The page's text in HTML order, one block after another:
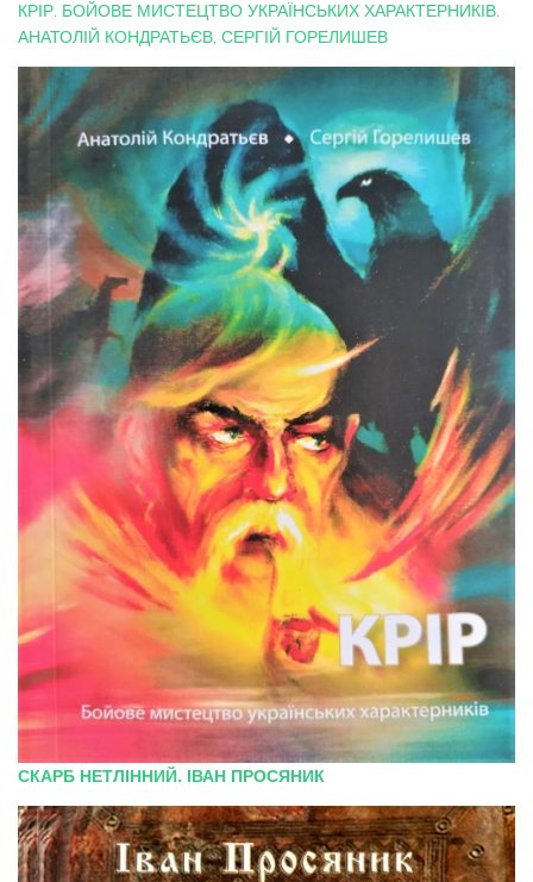
КРІР. БОЙОВЕ МИСТЕЦТВО УКРАЇНСЬКИХ ХАРАКТЕРНИКІВ.
АНАТОЛІЙ КОНДРАТЬЄВ, СЕРГІЙ ГОРЕЛИШЕВ
СКАРБ НЕТЛІННИЙ. ІВАН ПРОСЯНИК